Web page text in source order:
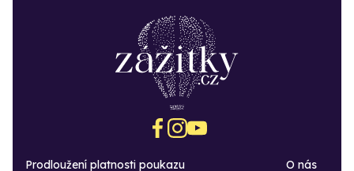
Prodloužení platnosti poukazu
O nás